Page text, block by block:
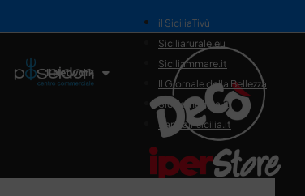
Il Network
il SiciliaTivù
Siciliarurale.eu
Siciliammare.it
Il Giornale della Bellezza
Siciliamedica.it
Sanitainsicilia.it